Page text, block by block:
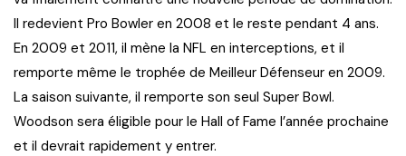
Il redevient Pro Bowler en 2008 et le reste pendant 4 ans.
En 2009 et 2011, il mène la NFL en interceptions, et il
remporte même le trophée de Meilleur Défenseur en 2009.
La saison suivante, il remporte son seul Super Bowl.
Woodson sera éligible pour le Hall of Fame l’année prochaine
et il devrait rapidement y entrer.